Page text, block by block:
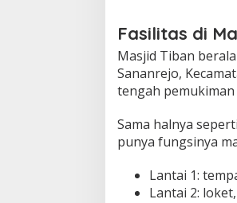
Fasilitas di
Masjid Tiban
Sananrejo,
tengah
Sama halnya
punya fungsinya
Lantai 1:
Lantai 2: